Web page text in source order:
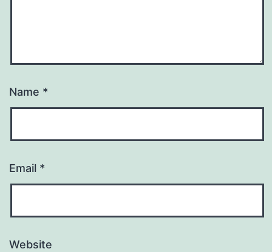
Name *
Email *
Website